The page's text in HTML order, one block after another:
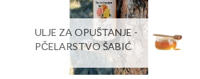
ULJE ZA OPUŠTANJE -
PČELARSTVO ŠABIĆ